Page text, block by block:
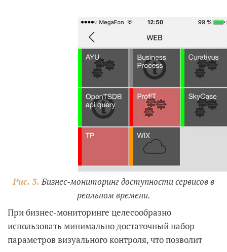
Рис. 3. Бизнес-мониторинг доступности сервисов в
реальном времени.
При бизнес-мониторинге целесообразно
использовать минимально достаточный набор
параметров визуального контроля, что позволит